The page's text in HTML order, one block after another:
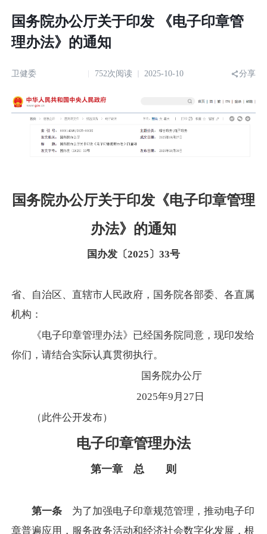
国务院办公厅关于印发 《电子印章管
理办法》的通知
卫健委 752次阅读 2025-10-10 分享
国务院办公厅关于印发 《电子印章管理
办法》的通知
国办发〔2025〕33号
省、自治区、直辖市人民政府，国务院各部委、各直属
机构：
《电子印章管理办法》已经国务院同意，现印发给
你们，请结合实际认真贯彻执行。
国务院办公厅
2025年9月27日
（此件公开发布）
电子印章管理办法
第一章 总 则
第一条
为了加强电子印章规范管理，推动电子印
章普遍应用，服务政务活动和经济社会数字化发展，根